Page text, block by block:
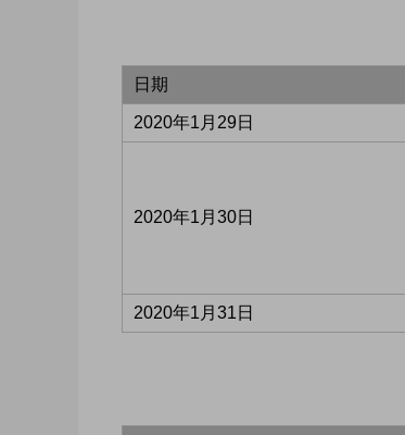
日期
2020年1月29日
2020年1月30日
2020年1月31日